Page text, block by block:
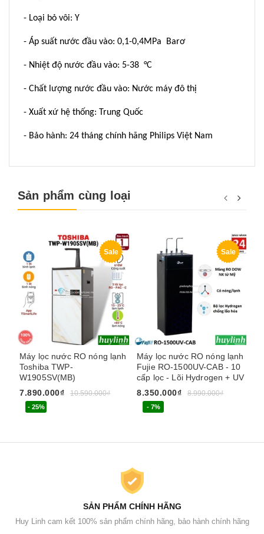
- Loại bỏ vôi: Y
- Áp suất nước đầu vào: 0,1-0,4MPa Barơ
- Nhiệt độ nước đầu vào: 5-38 °C
- Chất lượng nước đầu vào: Nước máy đô thị
- Xuất xứ hệ thống: Trung Quốc
- Bảo hành: 24 tháng chính hãng Philips Việt Nam
Sản phẩm cùng loại
Sale
Máy lọc nước RO nóng lạnh
Toshiba TWP-
W1905SV(MB)
7.890.000₫
10.590.000₫
- 25%
Sale
Máy lọc nước RO nóng lạnh
Fujie RO-1500UV-CAB - 10
cấp lọc - Lõi Hydrogen + UV
8.350.000₫
8.990.000₫
- 7%
SẢN PHẨM CHÍNH HÃNG
Huy Linh cam kết 100% sản phẩm chính hãng, bảo hành chính hãng